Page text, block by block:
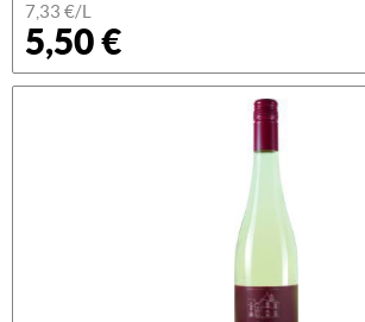
7,33 €/L
5,50 €